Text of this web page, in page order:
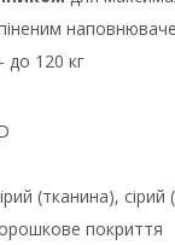
- до 120 кг
(тканина), сірий
покриття